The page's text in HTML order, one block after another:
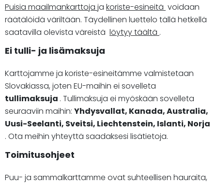
Puisia maailmankarttoja ja koriste-esineitä voidaan
räätälöidä väriltään. Täydellinen luettelo tällä hetkellä
saatavilla olevista väreistä löytyy täältä .
Ei tulli- ja lisämaksuja
Karttojamme ja koriste-esineitämme valmistetaan
Slovakiassa, joten EU-maihin ei sovelleta
tullimaksuja . Tullimaksuja ei myöskään sovelleta
seuraaviin maihin: Yhdysvallat, Kanada, Australia,
Uusi-Seelanti, Sveitsi, Liechtenstein, Islanti, Norja
. Ota meihin yhteyttä saadaksesi lisätietoja.
Toimitusohjeet
Puu- ja sammalkarttamme ovat suhteellisen hauraita,